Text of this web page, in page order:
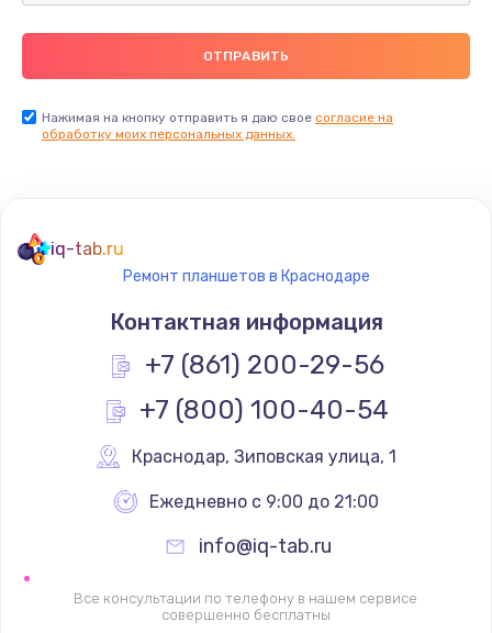
Замена термопасты
Заказать
Замена южного моста
2300 руб.
Заказать
Замена вебкамеры
1340 руб.
Заказать
Ремонт петель крышки
Заказать
Нажимая на кнопку отправить я даю свое согласие на
обработку моих персональных данных.
iq-tab.ru
Ремонт планшетов в Краснодаре
Контактная информация
+7 (861) 200-29-56
+7 (800) 100-40-54
Краснодар, Зиповская улица, 1
Ежедневно с 9:00 до 21:00
info@iq-tab.ru
Все консультации по телефону в нашем сервисе
совершенно бесплатны